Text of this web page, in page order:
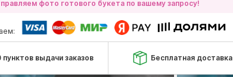
фото готового букета по вашему запросу!
пунктов выдачи заказов Бесплатная доставка